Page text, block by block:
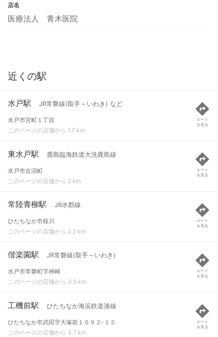
店名
医療法人 青木医院
近くの駅
水戸駅 JR常磐線(取手～いわき) など
水戸市宮町１丁目
このページの店舗から 1.7 km
ルート
を見る
東水戸駅 鹿島臨海鉄道大洗鹿島線
水戸市吉沼町
このページの店舗から 2 km
ルート
を見る
常陸青柳駅 JR水郡線
ひたちなか市枝川
このページの店舗から 2.2 km
ルート
を見る
偕楽園駅 JR常磐線(取手～いわき)
水戸市常磐町字神崎
このページの店舗から 3.5 km
ルート
を見る
工機前駅 ひたちなか海浜鉄道湊線
ひたちなか市武田字大塚前１０９２-１５
このページの店舗から 3.7 km
ルート
を見る